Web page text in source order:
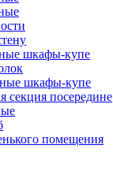
шкафы-купе
шкафы-купе
секция посередине
помещения